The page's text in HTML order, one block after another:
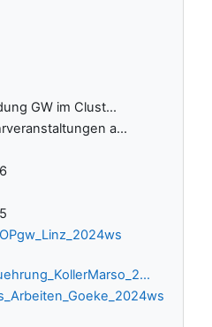
GW im Clust...
a...